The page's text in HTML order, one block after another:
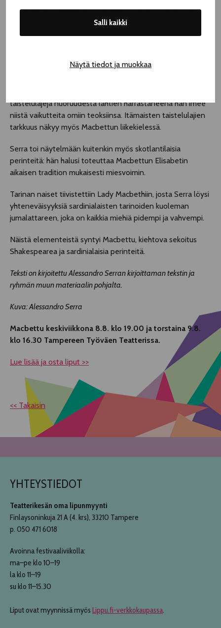
Salli kaikki
Näytä tiedot ja muokkaa
kuulumattoman rytmin”, Serra toteaa. Hänen mukaansa
riitasointu näyttelijöiden ja tekstin välillä vältetään juuri
varmistamalla, että lavalla äänessä ovat nimenomaan
Erityisen vaikuttavan – jopa rituaalisen – Macbettusta
taistelulajeja nuoruudesta lähtien harrastaneena hän imee
niistä vaikutteita omiin teoksiinsa. Itämaisten taistelulajien
tarkkuus näkyy myös Macbettun liikekielessä.
Serra toi näytelmään kuitenkin myös skotlantilaisia
perinteitä: hän halusi toteuttaa Macbettun Elisabetin
aikaisen tradition mukaisesti miesvoimin.
Tarinan naiset tiivistettiin Lady Macbethiin, josta Serra löysi
yhteneväisyyksiä sardinialaisten tarinoiden kuoleman
jumalattareen, joka on kaikkia miehiä pidempi ja vahvempi.
Näistä elementeistä syntyi Macbettu, kiehtova sekoitus
Shakespearea ja sardinialaisia perinteitä.
Teksti on kirjoitettu Alessandro Serran kirjoittaman tekstin ja
ryhmän muun materiaalin pohjalta.
Kuva: Alessandro Serra
Macbettu keskiviikkona 8.8. klo 19.00 ja torstaina 9.8.
klo 16.30 Tampereen Työväen Teatterissa.
Lue lisää ja osta liput >>
<< Takaisin
YHTEYSTIEDOT
Teatterikesän oma lipunmyynti
Finlaysoninkuja 21 A (4. krs), 33210 Tampere
p. 050 471 6018
Avoinna festivaaliviikolla:
ma–pe klo 10–19
la klo 11–19
su klo 11–15.30
Liput ovat myynnissä myös Lippu.fi-verkkokaupassa.